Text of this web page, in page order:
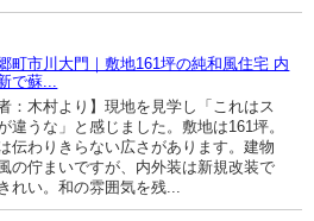
町市川大門｜敷地161坪の純和風住宅 内
で蘇...
者：木村より】現地を見学し「これはス
違うな」と感じました。敷地は161坪。
伝わりきらない広さがあります。建物
の佇まいですが、内外装は新規改装で
れい。和の雰囲気を残...